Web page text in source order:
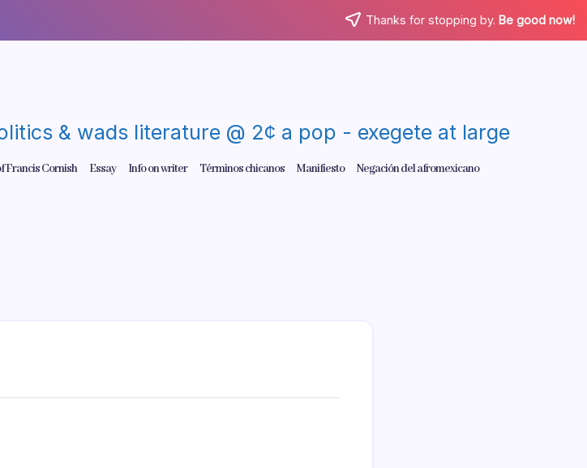
Thanks for stopping by. Be good now!
& wads literature @ 2¢ a pop - exegete at large
Francis Cornish Essay Info on writer Términos chicanos Manifiesto Negación del afromexicano